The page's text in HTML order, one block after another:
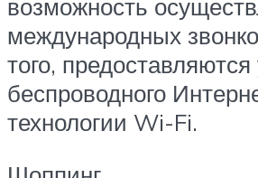
возможность
международных
того, предоставляются
беспроводного
технологии Wi-Fi.